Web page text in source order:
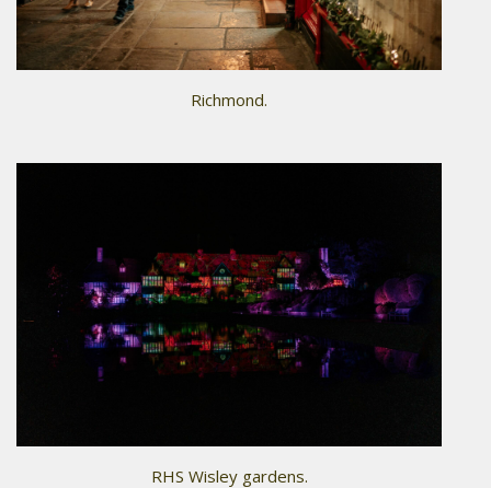
Richmond.
RHS Wisley gardens.